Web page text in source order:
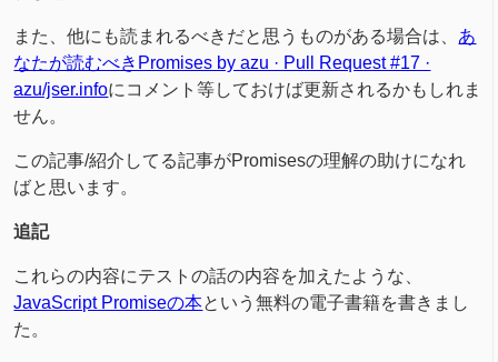
また、他にも読まれるべきだと思うものがある場合は、 あ
なたが読むべきPromises by azu · Pull Request #17 ·
azu/jser.infoにコメント等しておけば更新されるかもしれま
せん。
この記事/紹介してる記事がPromisesの理解の助けになれ
ばと思います。
追記
これらの内容にテストの話の内容を加えたような、
JavaScript Promiseの本という無料の電子書籍を書きまし
た。